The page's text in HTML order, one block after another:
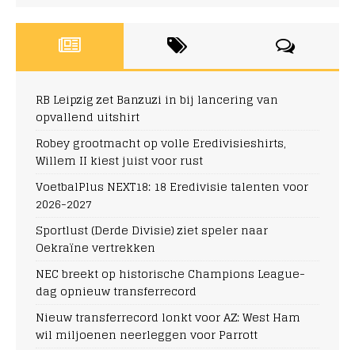
RB Leipzig zet Banzuzi in bij lancering van
opvallend uitshirt
Robey grootmacht op volle Eredivisieshirts,
Willem II kiest juist voor rust
VoetbalPlus NEXT18: 18 Eredivisie talenten voor
2026-2027
Sportlust (Derde Divisie) ziet speler naar
Oekraïne vertrekken
NEC breekt op historische Champions League-
dag opnieuw transferrecord
Nieuw transferrecord lonkt voor AZ: West Ham
wil miljoenen neerleggen voor Parrott